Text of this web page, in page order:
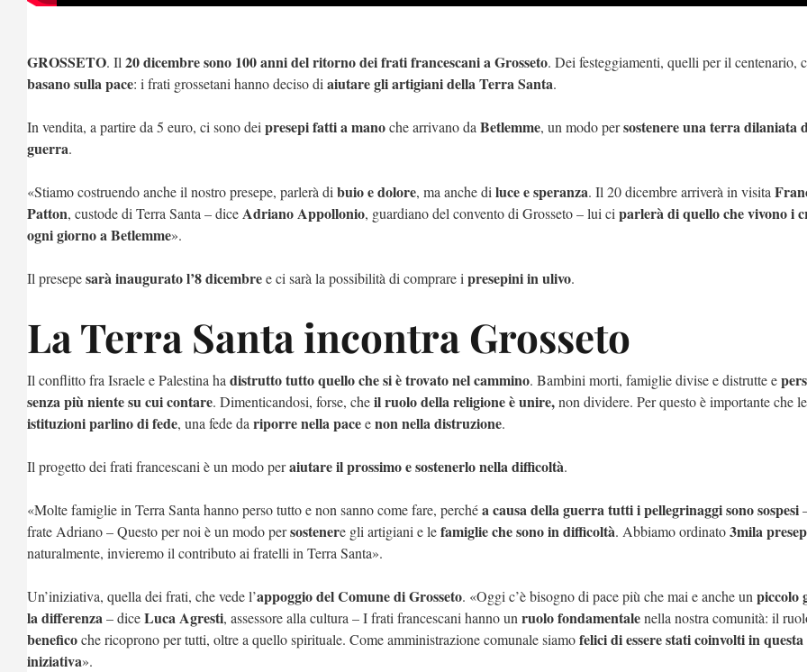
GROSSETO. Il 20 dicembre sono 100 anni del ritorno dei frati francescani a Grosseto. Dei festeggiamenti, quelli per il centenario,
basano sulla pace: i frati grossetani hanno deciso di aiutare gli artigiani della Terra Santa.
In vendita, a partire da 5 euro, ci sono dei presepi fatti a manoche arrivano da Betlemme, un modo persostenere una terra dilaniata
guerra.
«Stiamo costruendo anche il nostro presepe, parlerà di buio e dolore, ma anche di luce e speranza. Il 20 dicembre arriverà in visita
Patton, custode di Terra Santa – diceAdriano Appollonio, guardiano del convento di Grosseto – lui ci parlerà di quello che vivono i
ogni giorno a Betlemme».
Il presepesarà inaugurato l’8 dicembree ci sarà la possibilità di comprare i presepini in ulivo.
La Terra Santa incontra Grosseto
Il conflitto fra Israele e Palestina ha distrutto tutto quello che si è trovato nel cammino. Bambini morti, famiglie divise e distrutte e
senza più niente su cui contare. Dimenticandosi, forse, cheil ruolo della religione èunire,non dividere. Per questo è importante che le
istituzioni parlino di fede, una fede da riporre nella paceenon nella distruzione.
Il progetto dei frati francescani è un modo peraiutare il prossimo e sostenerlo nella difficoltà.
«Molte famiglie in Terra Santa hanno perso tutto e non sanno come fare, perchéa causa della guerra tutti i pellegrinaggi sono sospesi
frate Adriano – Questo per noi è un modo persostenere gli artigiani e lefamiglie che sono in difficoltà. Abbiamo ordinato3mila
naturalmente, invieremo il contributo ai fratelli in Terra Santa».
Un’iniziativa, quella dei frati, che vede l’appoggio del Comune di Grosseto. «Oggi c’è bisogno di pace più che mai e anche un piccolo
la differenza– diceLuca Agresti, assessore alla cultura – I frati francescani hanno un ruolo fondamentalenella nostra comunità: il
beneficoche ricoprono per tutti, oltre a quello spirituale. Come amministrazione comunale siamofelici di essere stati coinvolti in questa
iniziativa».
Quattro giorni senza
ricerche con i cani